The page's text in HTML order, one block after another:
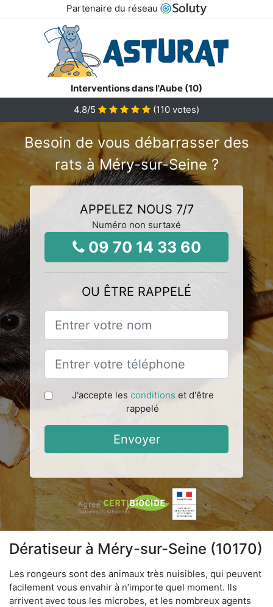
Partenaire du réseau
Interventions dans l'Aube (10)
4.8/5 (110 votes)
Besoin de vous débarrasser des
rats à Méry-sur-Seine ?
APPELEZ NOUS 7/7
Numéro non surtaxé
09 70 14 33 60
OU ÊTRE RAPPELÉ
J'accepte les conditions et d'être
rappelé
Envoyer
Dératiseur à Méry-sur-Seine (10170)
Les rongeurs sont des animaux très nuisibles, qui peuvent
facilement vous envahir à n’importe quel moment. Ils
arrivent avec tous les microbes, et les nombreux agents